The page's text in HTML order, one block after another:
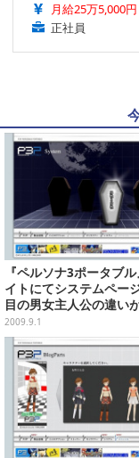
月給25万5,000
正社員
『ペルソナ3ポータブ
イトにてシステムペー
目の男女主人公の違い
2009.9.1